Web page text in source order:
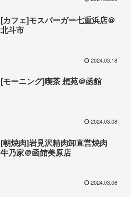
[カフェ]モスバーガー七重浜店＠
北斗市
2024.03.18
[モーニング]喫茶 想苑＠函館
2024.03.08
[朝焼肉]岩見沢精肉卸直営焼肉
牛乃家＠函館美原店
2024.03.06